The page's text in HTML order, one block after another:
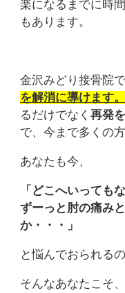
楽になるまでに時
もあります。
金沢みどり接骨院
を解消に導けます。
るだけでなく 再発
で、今まで多くの
あなたも今、
「どこへいっても
ずーっと肘の痛み
か・・・」
と悩んでおられる
そんなあなたこそ